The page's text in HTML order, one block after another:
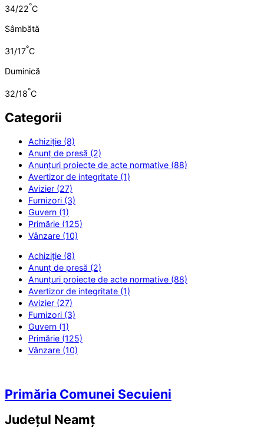
34/22°C
Sâmbătă
31/17°C
Duminică
32/18°C
Categorii
Achiziție (8)
Anunț de presă (2)
Anunțuri proiecte de acte normative (88)
Avertizor de integritate (1)
Avizier (27)
Furnizori (3)
Guvern (1)
Primărie (125)
Vânzare (10)
Achiziție (8)
Anunț de presă (2)
Anunțuri proiecte de acte normative (88)
Avertizor de integritate (1)
Avizier (27)
Furnizori (3)
Guvern (1)
Primărie (125)
Vânzare (10)
Primăria Comunei Secuieni
Județul Neamț